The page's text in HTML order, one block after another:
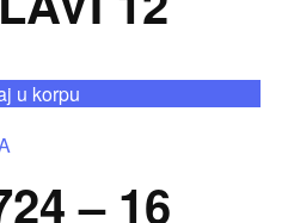
u korpu
– 16